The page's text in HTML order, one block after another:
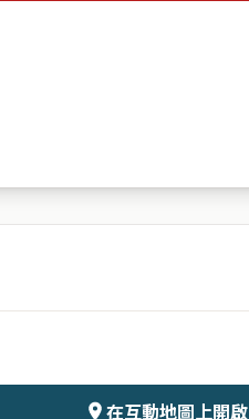
在互動地圖上開啟